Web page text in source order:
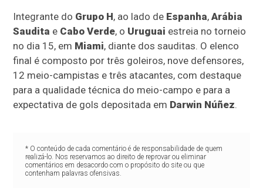
Integrante do Grupo H, ao lado de Espanha,Arábia
Saudita e Cabo Verde, o Uruguai estreia no torneio
no dia 15, em Miami, diante dos sauditas. O elenco
final é composto por três goleiros, nove defensores,
12 meio-campistas e três atacantes, com destaque
para a qualidade técnica do meio-campo e para a
expectativa de gols depositada em Darwin Núñez.
* O conteúdo de cada comentário é de responsabilidade de quem
realizá-lo. Nos reservamos ao direito de reprovar ou eliminar
comentários em desacordo com o propósito do site ou que
contenham palavras ofensivas.